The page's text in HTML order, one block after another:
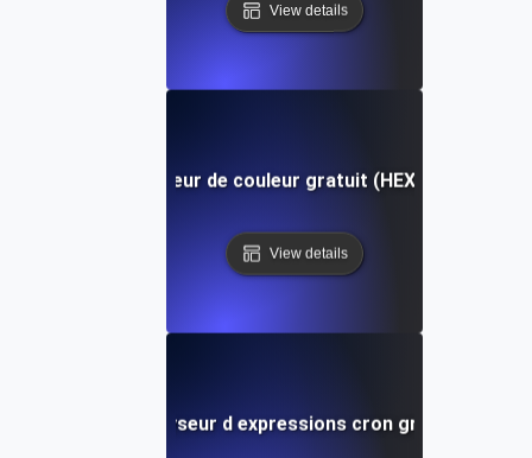
View details
Convertisseur de couleur gratuit (HEX, RGB, HSL)
View details
Analyseur d expressions cron gratuit